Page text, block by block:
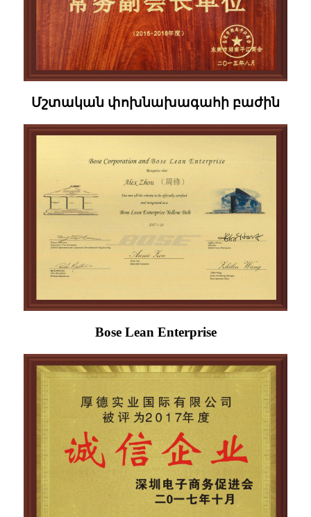
Մշտական ​​փոխնախագահի բաժին
Bose Lean Enterprise